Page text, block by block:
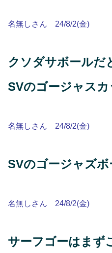
名無しさん 24/8/2(金)
クソダサボールだ
SVのゴージャス
名無しさん 24/8/2(金)
SVのゴージャズボ
名無しさん 24/8/2(金)
サーフゴーはまず